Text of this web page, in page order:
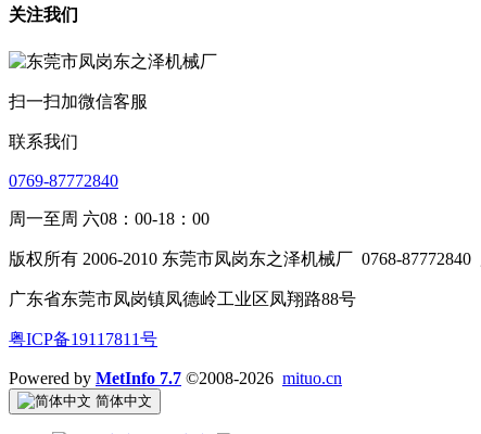
关注我们
扫一扫加微信客服
联系我们
0769-87772840
周一至周 六08：00-18：00
版权所有 2006-2010 东莞市凤岗东之泽机械厂 0768-87772840
广东省东莞市凤岗镇凤德岭工业区凤翔路88号
粤ICP备19117811号
Powered by MetInfo 7.7 ©2008-2026 mituo.cn
简体中文